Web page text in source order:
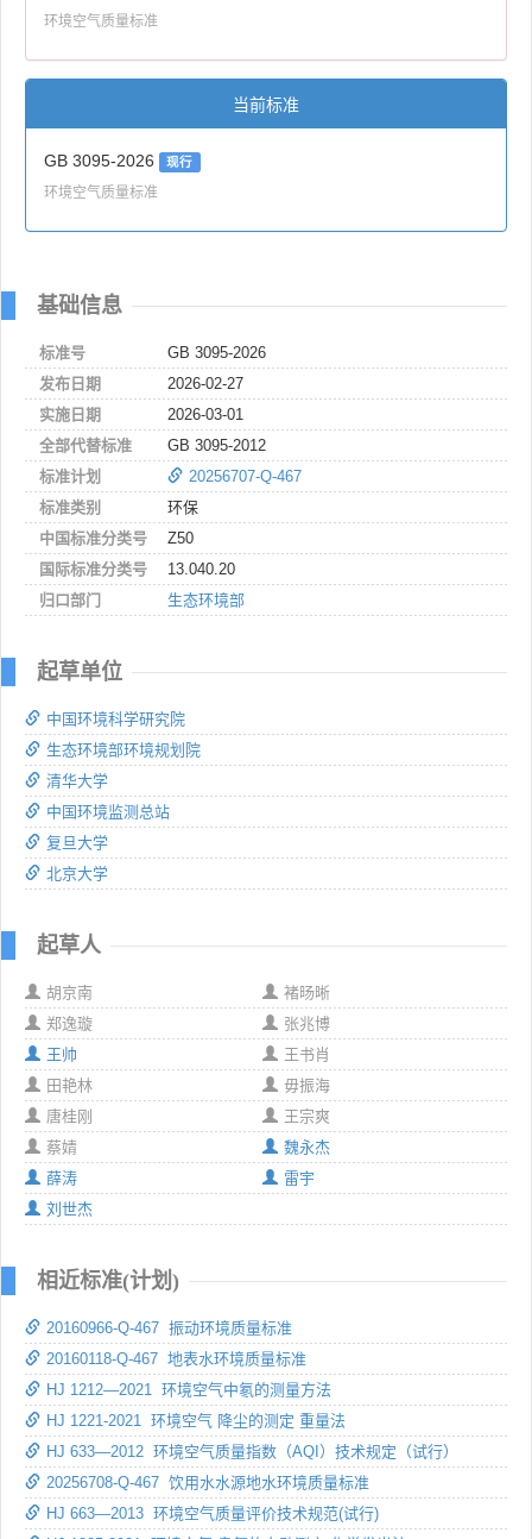
环境空气质量标准
当前标准
GB 3095-2026 现行
环境空气质量标准
基础信息
标准号
GB 3095-2026
发布日期
2026-02-27
实施日期
2026-03-01
全部代替标准
GB 3095-2012
标准计划
20256707-Q-467
标准类别
环保
中国标准分类号
Z50
国际标准分类号
13.040.20
归口部门
生态环境部
起草单位
中国环境科学研究院
生态环境部环境规划院
清华大学
中国环境监测总站
复旦大学
北京大学
起草人
胡京南
褚旸晰
郑逸璇
张兆博
王帅
王书肖
田艳林
毋振海
唐桂刚
王宗爽
蔡婧
魏永杰
薛涛
雷宇
刘世杰
相近标准(计划)
20160966-Q-467 振动环境质量标准
20160118-Q-467 地表水环境质量标准
HJ 1212—2021 环境空气中氡的测量方法
HJ 1221-2021 环境空气 降尘的测定 重量法
HJ 633—2012 环境空气质量指数（AQI）技术规定（试行）
20256708-Q-467 饮用水水源地水环境质量标准
HJ 663—2013 环境空气质量评价技术规范(试行)